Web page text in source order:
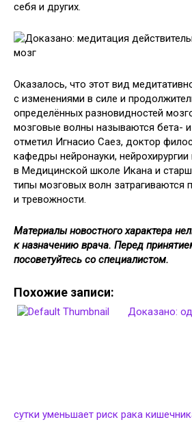
себя и других.
Оказалось, что этот вид
с изменениями в силе и
определённых разновидностей
мозговые волны называются бета-
отметил Игнасио Саез, доктор
кафедры нейронауки, нейрохирургии
в Медицинской школе Икана и
типы мозговых волн затрагиваются
и тревожности.
Материалы новостного характера
к назначению врача. Перед
посоветуйтесь со специалистом.
Похожие записи:
Доказано:
сутки уменьшает риск рака